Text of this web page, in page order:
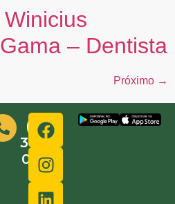
– Dentista
Próximo →
(48)
3632-
0000